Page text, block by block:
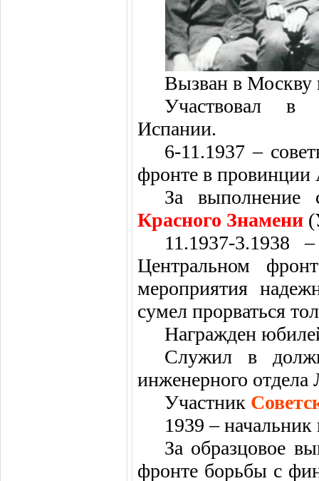
Вызван в Москву
Участвовал
Испании.
6-11.1937 –
фронте в провинции
За выполнение
Красного Знамени (
11.1937-3.1938
Центральном
мероприятия
сумел прорваться
Награжден
Служил в
инженерного
Участник
1939 –
За образцовое
фронте борьбы с